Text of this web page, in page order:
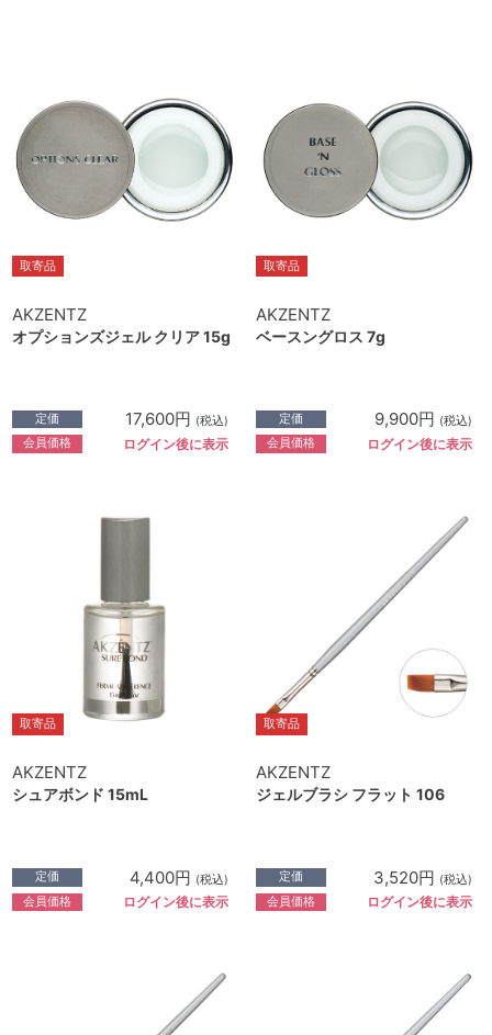
取寄品
AKZENTZ
オプションズジェル クリア 15g
定価 17,600円 (税込)
会員価格 ログイン後に表示
取寄品
AKZENTZ
ベースングロス 7g
定価 9,900円 (税込)
会員価格 ログイン後に表示
取寄品
AKZENTZ
シュアボンド 15mL
定価 4,400円 (税込)
会員価格 ログイン後に表示
取寄品
AKZENTZ
ジェルブラシ フラット 106
定価 3,520円 (税込)
会員価格 ログイン後に表示